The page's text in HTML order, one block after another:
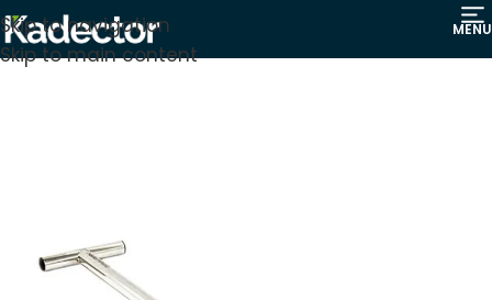
Skip to navigation
Skip to main content
MENU